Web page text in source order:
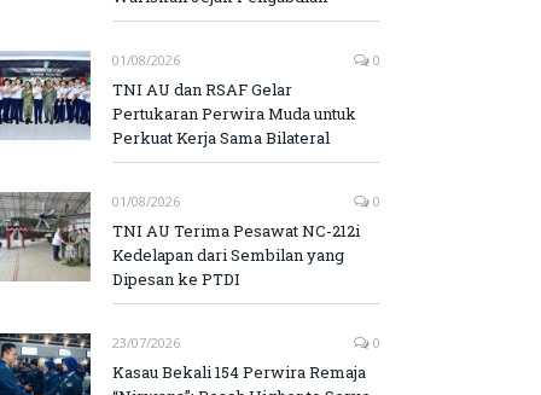
01/08/2026 0
TNI AU dan RSAF Gelar
Pertukaran Perwira Muda untuk
Perkuat Kerja Sama Bilateral
01/08/2026 0
TNI AU Terima Pesawat NC-212i
Kedelapan dari Sembilan yang
Dipesan ke PTDI
23/07/2026 0
Kasau Bekali 154 Perwira Remaja